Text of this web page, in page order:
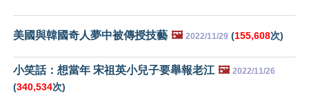
美國與韓國奇人夢中被傳授技藝 🖼️ 2022/11/29 (155,608次)
小笑話：想當年 宋祖英小兒子要舉報老江 🖼️ 2022/11/26
(340,534次)